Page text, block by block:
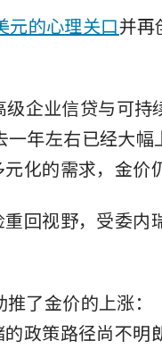
元的心理关口并再
企业信贷与可持
年左右已经大幅
化的需求，金价
回视野，受委内
了金价的上涨
政策路径尚不明